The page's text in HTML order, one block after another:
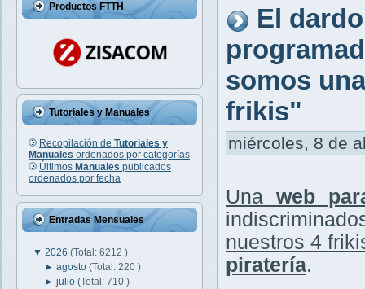
Productos FTTH
Tutoriales y Manuales
Recopilación de Tutoriales y
Manuales ordenados por categorías
Últimos Manuales publicados
ordenados por fecha
Entradas Mensuales
▼ 2026 (Total: 6212 )
►agosto(Total: 220 )
►julio(Total: 710 )
El
somos
frikis"
miércoles, 8 de
Una web
nuestros 4
piratería.